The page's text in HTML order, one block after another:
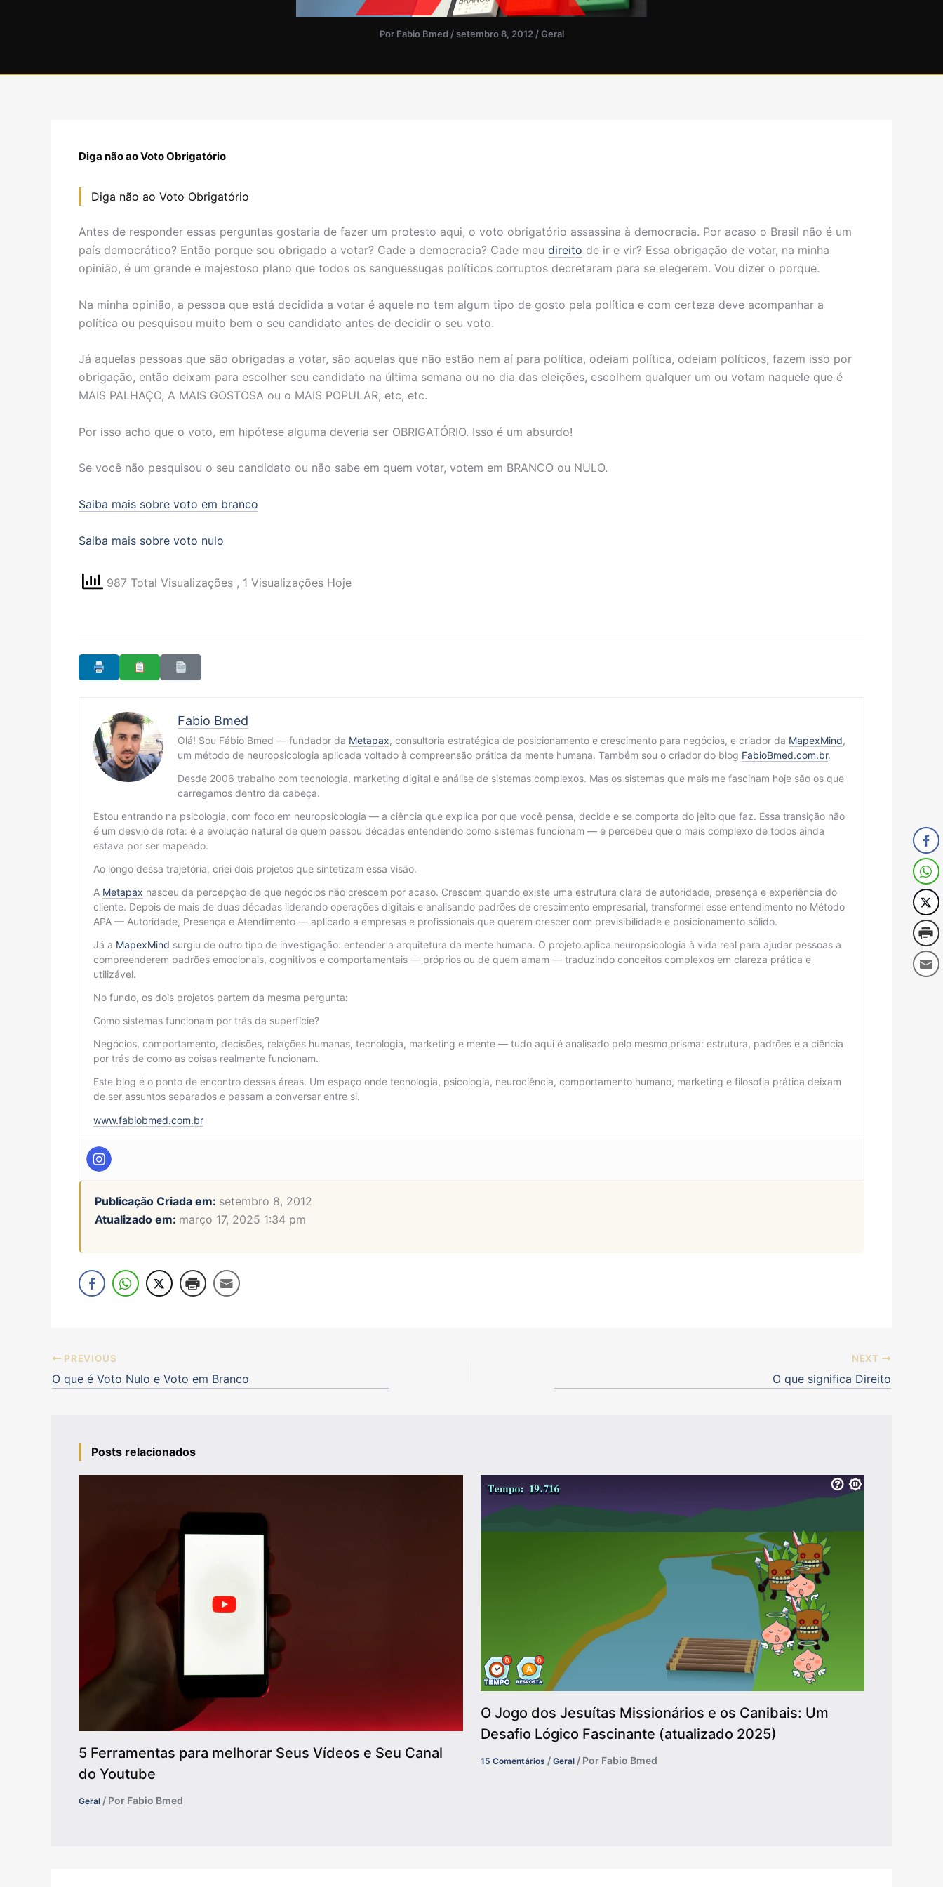
Por Fabio Bmed /setembro 8, 2012 /Geral
Diga não ao Voto Obrigatório
Diga não ao Voto Obrigatório
Antes de responder essas perguntas gostaria de fazer um protesto aqui, o voto obrigatório assassina à democracia. Por acaso o Brasil não é um
país democrático? Então porque sou obrigado a votar? Cade a democracia? Cade meu direito de ir e vir? Essa obrigação de votar, na minha
opinião, é um grande e majestoso plano que todos os sanguessugas políticos corruptos decretaram para se elegerem. Vou dizer o porque.
Na minha opinião, a pessoa que está decidida a votar é aquele no tem algum tipo de gosto pela política e com certeza deve acompanhar a
política ou pesquisou muito bem o seu candidato antes de decidir o seu voto.
Já aquelas pessoas que são obrigadas a votar, são aquelas que não estão nem aí para política, odeiam política, odeiam políticos, fazem isso por
obrigação, então deixam para escolher seu candidato na última semana ou no dia das eleições, escolhem qualquer um ou votam naquele que é
MAIS PALHAÇO, A MAIS GOSTOSA ou o MAIS POPULAR, etc, etc.
Por isso acho que o voto, em hipótese alguma deveria ser OBRIGATÓRIO. Isso é um absurdo!
Se você não pesquisou o seu candidato ou não sabe em quem votar, votem em BRANCO ou NULO.
Saiba mais sobre voto em branco
Saiba mais sobre voto nulo
987 Total Visualizações , 1 Visualizações Hoje
Fabio Bmed
Olá! Sou Fábio Bmed — fundador da Metapax, consultoria estratégica de posicionamento e crescimento para negócios, e criador da MapexMind,
um método de neuropsicologia aplicada voltado à compreensão prática da mente humana. Também sou o criador do blog FabioBmed.com.br.
Desde 2006 trabalho com tecnologia, marketing digital e análise de sistemas complexos. Mas os sistemas que mais me fascinam hoje são os que
carregamos dentro da cabeça.
Estou entrando na psicologia, com foco em neuropsicologia — a ciência que explica por que você pensa, decide e se comporta do jeito que faz. Essa transição não
é um desvio de rota: é a evolução natural de quem passou décadas entendendo como sistemas funcionam — e percebeu que o mais complexo de todos ainda
estava por ser mapeado.
Ao longo dessa trajetória, criei dois projetos que sintetizam essa visão.
A Metapax nasceu da percepção de que negócios não crescem por acaso. Crescem quando existe uma estrutura clara de autoridade, presença e experiência do
cliente. Depois de mais de duas décadas liderando operações digitais e analisando padrões de crescimento empresarial, transformei esse entendimento no Método
APA — Autoridade, Presença e Atendimento — aplicado a empresas e profissionais que querem crescer com previsibilidade e posicionamento sólido.
Já a MapexMind surgiu de outro tipo de investigação: entender a arquitetura da mente humana. O projeto aplica neuropsicologia à vida real para ajudar pessoas a
compreenderem padrões emocionais, cognitivos e comportamentais — próprios ou de quem amam — traduzindo conceitos complexos em clareza prática e
utilizável.
No fundo, os dois projetos partem da mesma pergunta:
Como sistemas funcionam por trás da superfície?
Negócios, comportamento, decisões, relações humanas, tecnologia, marketing e mente — tudo aqui é analisado pelo mesmo prisma: estrutura, padrões e a ciência
por trás de como as coisas realmente funcionam.
Este blog é o ponto de encontro dessas áreas. Um espaço onde tecnologia, psicologia, neurociência, comportamento humano, marketing e filosofia prática deixam
de ser assuntos separados e passam a conversar entre si.
www.fabiobmed.com.br
Publicação Criada em: setembro 8, 2012
Atualizado em: março 17, 2025 1:34 pm
PREVIOUS
O que é Voto Nulo e Voto em Branco
NEXT
O que significa Direito
Posts relacionados
5 Ferramentas para melhorar Seus Vídeos e Seu Canal
do Youtube
Geral / Por Fabio Bmed
O Jogo dos Jesuítas Missionários e os Canibais: Um
Desafio Lógico Fascinante (atualizado 2025)
15 Comentários / Geral/ Por Fabio Bmed